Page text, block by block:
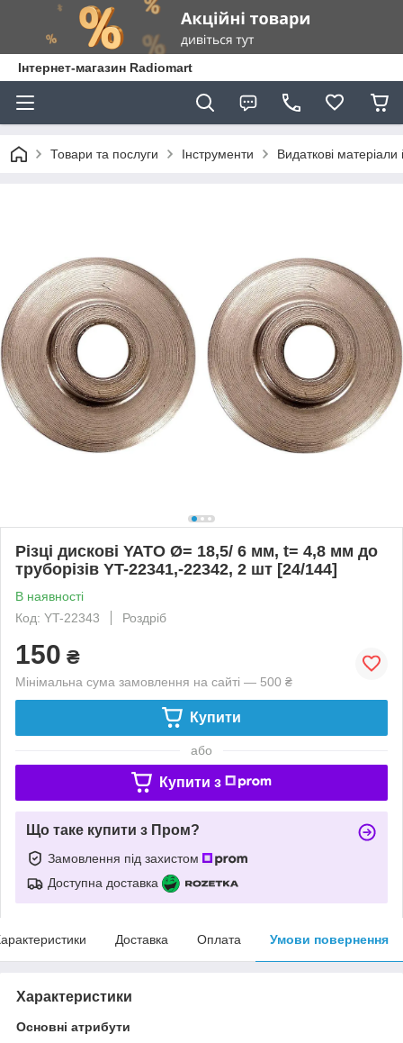
Інтернет-магазин Radiomart
Товари та послуги Інструменти Видаткові
Різці дискові YATO Ø= 18,5/ 6 мм, t= 4,8 мм до
труборізів YT-22341,-22342, 2 шт [24/144]
В наявності
Код: YT-22343
Роздріб
150 ₴
Мінімальна сума замовлення на сайті — 500 ₴
Купити
або
Купити з
Що таке купити з Пром?
Замовлення під захистом
Доступна доставка
Доставка Оплата Умови повернення
Характеристики
Основні атрибути